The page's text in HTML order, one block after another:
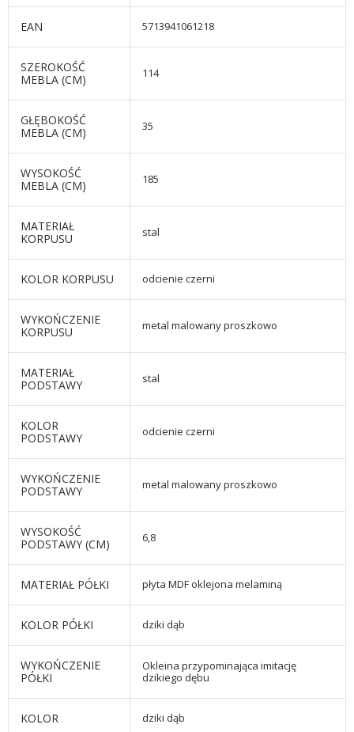
EAN 5713941061218
SZEROKOŚĆ
MEBLA (CM)
114
GŁĘBOKOŚĆ
MEBLA (CM)
35
WYSOKOŚĆ
MEBLA (CM)
185
MATERIAŁ
KORPUSU
stal
KOLOR KORPUSU odcienie czerni
WYKOŃCZENIE
KORPUSU
metal malowany proszkowo
MATERIAŁ
PODSTAWY
stal
KOLOR
PODSTAWY
odcienie czerni
WYKOŃCZENIE
PODSTAWY
metal malowany proszkowo
WYSOKOŚĆ
PODSTAWY (CM)
6,8
MATERIAŁ PÓŁKI płyta MDF oklejona melaminą
KOLOR PÓŁKI dziki dąb
WYKOŃCZENIE
PÓŁKI
Okleina przypominająca imitację
dzikiego dębu
KOLOR dziki dąb